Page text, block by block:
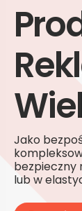
Jako
bezpieczny
lub w